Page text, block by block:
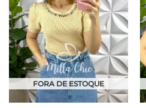
podem
ser
escolhidas
na
página
do
produto
FORA DE ESTOQUE